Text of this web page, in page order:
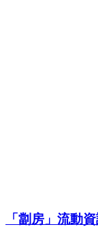
「劏房」流動